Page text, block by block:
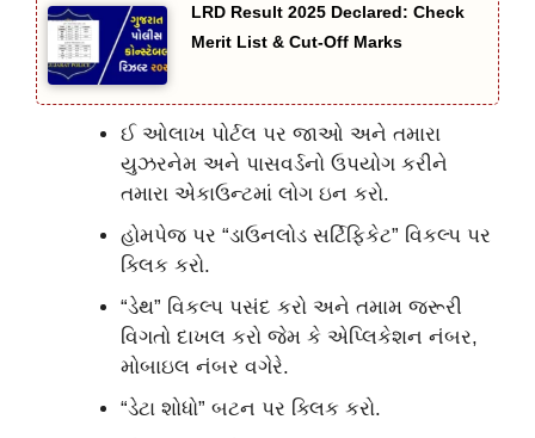
LRD Result 2025 Declared: Check
Merit List & Cut-Off Marks
ઈ ઓલાખ પોર્ટલ પર જાઓ અને તમારા
યુઝરનેમ અને પાસવર્ડનો ઉપયોગ કરીને
તમારા એકાઉન્ટમાં લોગ ઇન કરો.
હોમપેજ પર “ડાઉનલોડ સર્ટિફિકેટ” વિકલ્પ પર
ક્લિક કરો.
“ડેથ” વિકલ્પ પસંદ કરો અને તમામ જરૂરી
વિગતો દાખલ કરો જેમ કે એપ્લિકેશન નંબર,
મોબાઇલ નંબર વગેરે.
“ડેટા શોધો” બટન પર ક્લિક કરો.